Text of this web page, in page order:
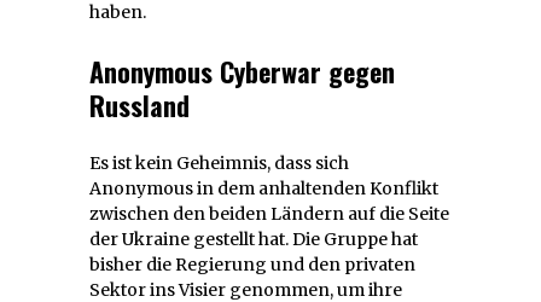
haben.
Anonymous Cyberwar gegen
Russland
Es ist kein Geheimnis, dass sich
Anonymous in dem anhaltenden Konflikt
zwischen den beiden Ländern auf die Seite
der Ukraine gestellt hat. Die Gruppe hat
bisher die Regierung und den privaten
Sektor ins Visier genommen, um ihre